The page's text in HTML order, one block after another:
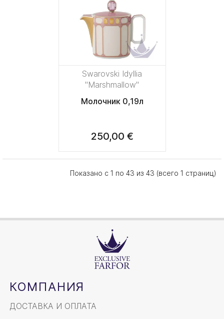
Swarovski Idyllia
"Marshmallow"
Молочник 0,19л
250,00 €
Показано с 1 по 43 из 43 (всего 1 страниц)
КОМПАНИЯ
ДОСТАВКА И ОПЛАТА